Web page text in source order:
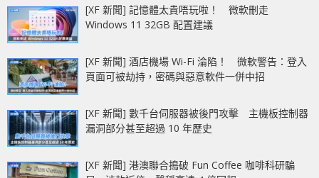
[XF 新聞] 記憶體太貴唔玩啦！ 微軟刪走
Windows 11 32GB 配置建議
[XF 新聞] 酒店機場 Wi-Fi 淪陷！ 微軟警告：登入
頁面可被劫持，密碼與惡意軟件一併中招
[XF 新聞] 數千台伺服器被後門攻擊 主機板控制器
漏洞部分甚至超過 10 年歷史
[XF 新聞] 港澳聯合搗破 Fun Coffee 咖啡科研騙